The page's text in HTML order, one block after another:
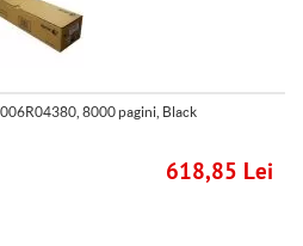
8000 pagini, Black
618,85 Lei